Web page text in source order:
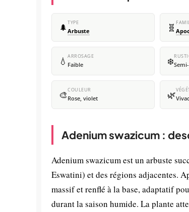
🌲 TYPE
Arbuste 🧬
💧 ARROSAGE
Faible ❄️
🎨COULEUR
Rose, violet 🌿
Adenium swazicum :
Adenium swazicum est un arbuste
Eswatini) et des régions adjacentes.
massif et renflé à la base, adaptatif
durant la saison humide. La plante